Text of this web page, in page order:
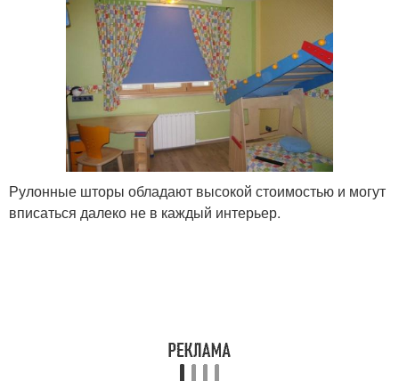
Рулонные шторы обладают высокой стоимостью и могут
вписаться далеко не в каждый интерьер.